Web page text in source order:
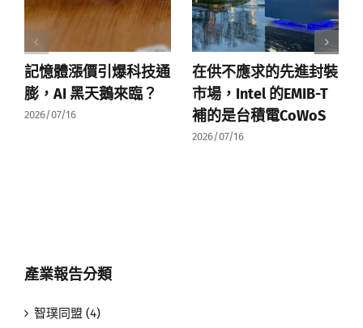
記憶體漲價引爆科技通
膨，AI 黑天鵝來臨？
2026/07/16
在供不應求的先進封裝
市場，Intel 的EMIB-T
補的是台積電CoWoS
2026/07/16
產業報告分類
智璞同盟 (4)